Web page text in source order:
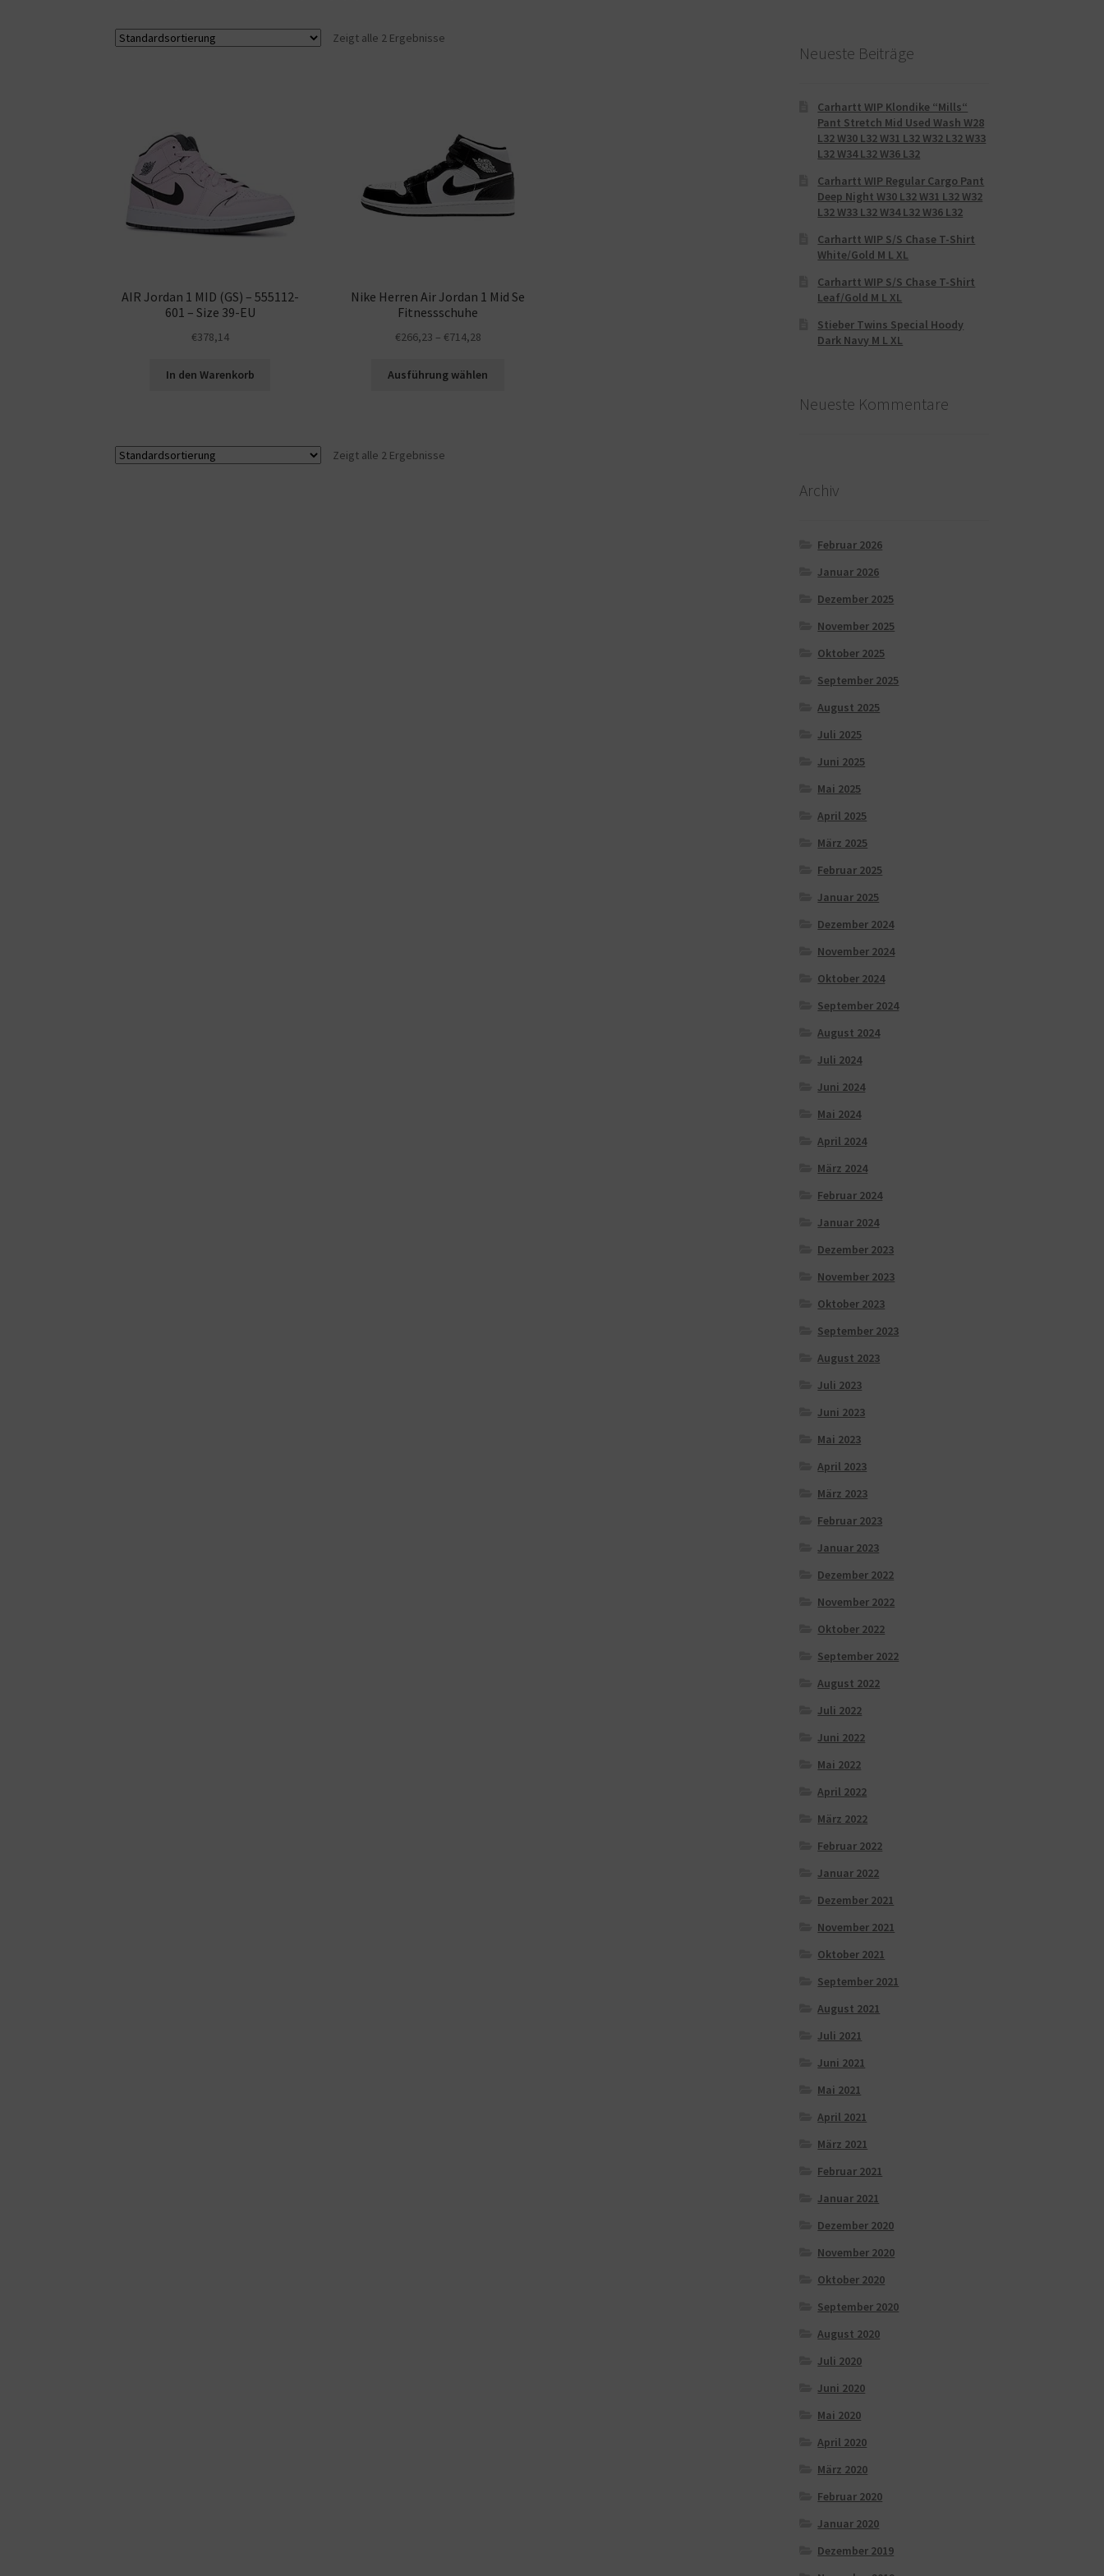
Zeigt alle 2 Ergebnisse
AIR Jordan 1 MID (GS) – 555112-
601 – Size 39-EU
€378,14
In den Warenkorb
Nike Herren Air Jordan 1 Mid Se
Fitnessschuhe
€266,23 – €714,28
Ausführung wählen
Zeigt alle 2 Ergebnisse
Neueste Beiträge
Carhartt WIP Klondike “Mills“
Pant Stretch Mid Used Wash W28
L32 W30 L32 W31 L32 W32 L32 W33
L32 W34 L32 W36 L32
Carhartt WIP Regular Cargo Pant
Deep Night W30 L32 W31 L32 W32
L32 W33 L32 W34 L32 W36 L32
Carhartt WIP S/S Chase T-Shirt
White/Gold M L XL
Carhartt WIP S/S Chase T-Shirt
Leaf/Gold M L XL
Stieber Twins Special Hoody
Dark Navy M L XL
Neueste Kommentare
Archiv
Februar 2026
Januar 2026
Dezember 2025
November 2025
Oktober 2025
September 2025
August 2025
Juli 2025
Juni 2025
Mai 2025
April 2025
März 2025
Februar 2025
Januar 2025
Dezember 2024
November 2024
Oktober 2024
September 2024
August 2024
Juli 2024
Juni 2024
Mai 2024
April 2024
März 2024
Februar 2024
Januar 2024
Dezember 2023
November 2023
Oktober 2023
September 2023
August 2023
Juli 2023
Juni 2023
Mai 2023
April 2023
März 2023
Februar 2023
Januar 2023
Dezember 2022
November 2022
Oktober 2022
September 2022
August 2022
Juli 2022
Juni 2022
Mai 2022
April 2022
März 2022
Februar 2022
Januar 2022
Dezember 2021
November 2021
Oktober 2021
September 2021
August 2021
Juli 2021
Juni 2021
Mai 2021
April 2021
März 2021
Februar 2021
Januar 2021
Dezember 2020
November 2020
Oktober 2020
September 2020
August 2020
Juli 2020
Juni 2020
Mai 2020
April 2020
März 2020
Februar 2020
Januar 2020
Dezember 2019